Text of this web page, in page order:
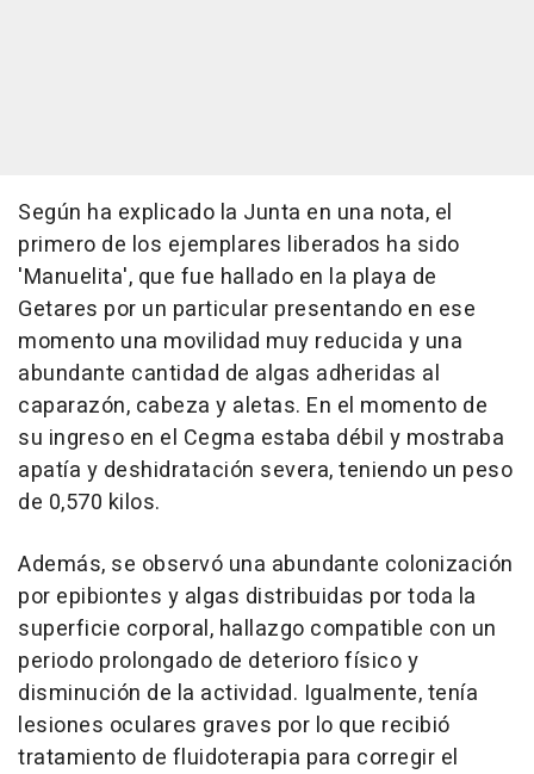
Según ha explicado la Junta en una nota, el
primero de los ejemplares liberados ha sido
'Manuelita', que fue hallado en la playa de
Getares por un particular presentando en ese
momento una movilidad muy reducida y una
abundante cantidad de algas adheridas al
caparazón, cabeza y aletas. En el momento de
su ingreso en el Cegma estaba débil y mostraba
apatía y deshidratación severa, teniendo un peso
de 0,570 kilos.
Además, se observó una abundante colonización
por epibiontes y algas distribuidas por toda la
superficie corporal, hallazgo compatible con un
periodo prolongado de deterioro físico y
disminución de la actividad. Igualmente, tenía
lesiones oculares graves por lo que recibió
tratamiento de fluidoterapia para corregir el